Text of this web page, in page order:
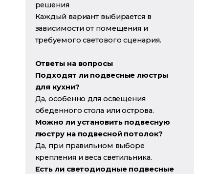
решения
Каждый вариант выбирается в
зависимости от помещения и
требуемого светового сценария.
Ответы на вопросы
Подходят ли подвесные люстры
для кухни?
Да, особенно для освещения
обеденного стола или острова.
Можно ли установить подвесную
люстру на подвесной потолок?
Да, при правильном выборе
крепления и веса светильника.
Есть ли светодиодные подвесные